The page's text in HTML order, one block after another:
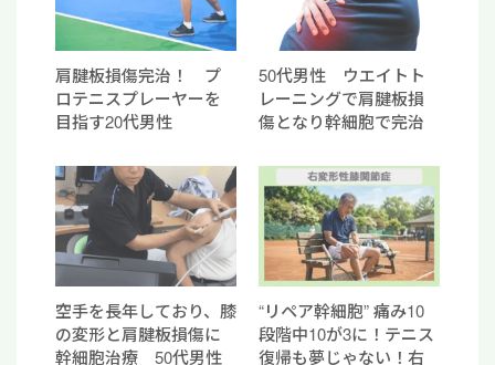
肩腱板損傷完治！ プ
ロテニスプレーヤーを
目指す20代男性
50代男性 ウエイトト
レーニングで肩腱板損
傷となり幹細胞で完治
空手を長年しており、膝
の変形と肩腱板損傷に
幹細胞治療 50代男性
“リペア幹細胞” 痛み10
段階中10が3に！テニス
復帰も夢じゃない！右